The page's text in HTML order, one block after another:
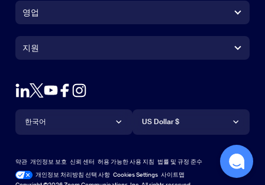
Zoom Rooms 앱Zoom Rooms 앱
Zoom Rooms Controller
Outlook 플러그인
Android 앱
영업
영업팀에 문의
데모 요청하기
웨비나 및 이벤트
Zoom 체험 센터Zoom 체험 센터
Zoom for StartupsZoom for Startups
지원
지원
계정
학습 센터
기술 콘텐츠 라이브러리기술 콘텐츠 라이브러리
언어
한국어
Español
통화
US Dollar $
약관 개인정보 보호 신뢰 센터 허용 가능한 사용 지침 법률 및 규정 준수
개인정보 처리방침 선택 사항 Cookies Settings 사이트맵
사이트맵